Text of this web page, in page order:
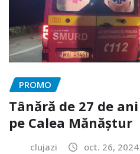
PROMO
Tânără de 27 de
pe Calea Mănăștur
clujazi oct. 26, 2024